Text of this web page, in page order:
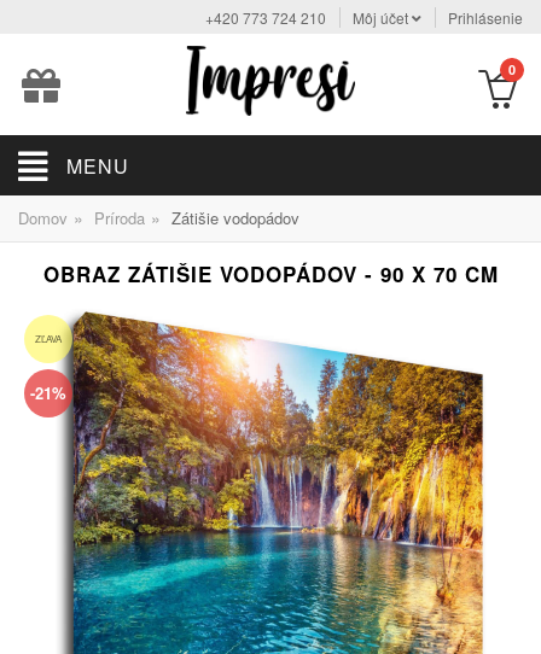
+420 773 724 210 Môj účet Prihlásenie
0
MENU
Domov » Príroda » Zátišie vodopádov
OBRAZ ZÁTIŠIE VODOPÁDOV - 90 X 70 CM
ZĽAVA
-21%